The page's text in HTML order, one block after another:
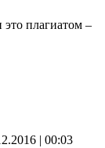
это плагиатом –
| 00:03